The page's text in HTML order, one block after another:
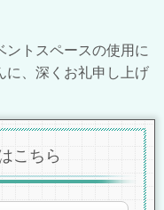
ントスペースの使用に
に、深くお礼申し上げ
こちら